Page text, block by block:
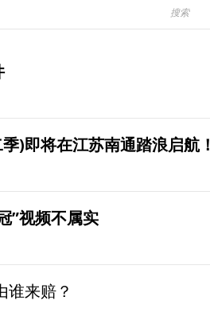
)即将在江苏南通踏浪启航！
”视频不属实
谁来赔？